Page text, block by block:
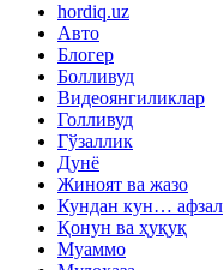
hordiq.uz
Авто
Блогер
Болливуд
Видеоянгиликлар
Голливуд
Гўзаллик
Дунё
Жиноят ва жазо
Кундан кун… афзал
Қонун ва ҳуқуқ
Муаммо